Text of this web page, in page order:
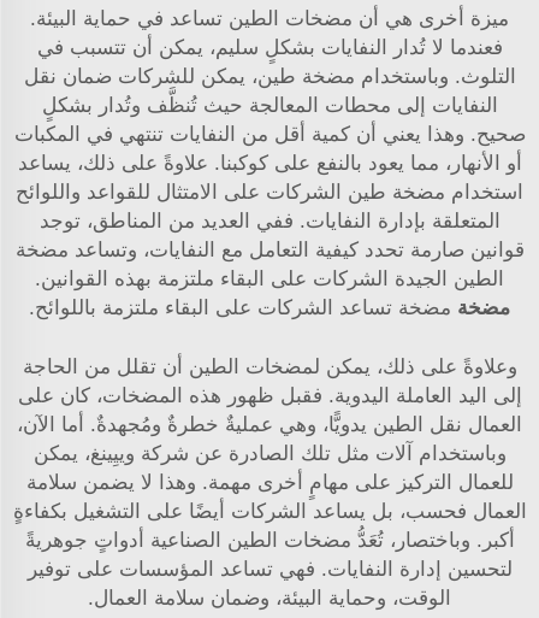
ميزة أخرى هي أن مضخات الطين تساعد في حماية البيئة.
فعندما لا تُدار النفايات بشكلٍ سليم، يمكن أن تتسبب في
التلوث. وباستخدام مضخة طين، يمكن للشركات ضمان نقل
النفايات إلى محطات المعالجة حيث تُنظَّف وتُدار بشكلٍ
صحيح. وهذا يعني أن كمية أقل من النفايات تنتهي في المكبات
أو الأنهار، مما يعود بالنفع على كوكبنا. علاوةً على ذلك، يساعد
استخدام مضخة طين الشركات على الامتثال للقواعد واللوائح
المتعلقة بإدارة النفايات. ففي العديد من المناطق، توجد
قوانين صارمة تحدد كيفية التعامل مع النفايات، وتساعد مضخة
الطين الجيدة الشركات على البقاء ملتزمة بهذه القوانين.
مضخة مضخة تساعد الشركات على البقاء ملتزمة باللوائح.
وعلاوةً على ذلك، يمكن لمضخات الطين أن تقلل من الحاجة
إلى اليد العاملة اليدوية. فقبل ظهور هذه المضخات، كان على
العمال نقل الطين يدويًّا، وهي عمليةٌ خطرةٌ ومُجهدةٌ. أما الآن،
وباستخدام آلات مثل تلك الصادرة عن شركة وييِينغ، يمكن
للعمال التركيز على مهامٍ أخرى مهمة. وهذا لا يضمن سلامة
العمال فحسب، بل يساعد الشركات أيضًا على التشغيل بكفاءةٍ
أكبر. وباختصار، تُعَدُّ مضخات الطين الصناعية أدواتٍ جوهريةً
لتحسين إدارة النفايات. فهي تساعد المؤسسات على توفير
الوقت، وحماية البيئة، وضمان سلامة العمال.